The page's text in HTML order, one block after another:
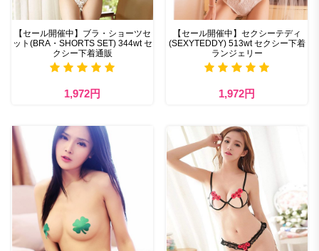
【セール開催中】ブラ・ショーツセ
ット(BRA・SHORTS SET) 344wt セ
クシー下着通販
1,972円
【セール開催中】セクシーテディ
(SEXYTEDDY) 513wt セクシー下着
ランジェリー
1,972円